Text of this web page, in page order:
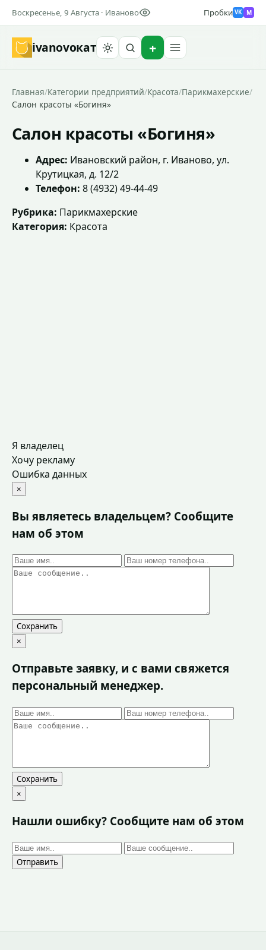
Воскресенье, 9 Августа · Иваново Пробки VK M
ivanovoкат
Найти
Главная/Категории предприятий/Красота/Парикмахерские/
Салон красоты «Богиня»
Салон красоты «Богиня»
Адрес: Ивановский район, г. Иваново, ул.
Крутицкая, д. 12/2
Телефон: 8 (4932) 49-44-49
Рубрика: Парикмахерские
Категория: Красота
Я владелец
Хочу рекламу
Ошибка данных
×
Вы являетесь владельцем? Сообщите
нам об этом
Сохранить
×
Отправьте заявку, и с вами свяжется
персональный менеджер.
Сохранить
×
Нашли ошибку? Сообщите нам об этом
Отправить